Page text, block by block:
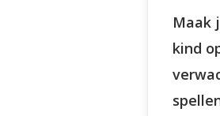
Maak
kind